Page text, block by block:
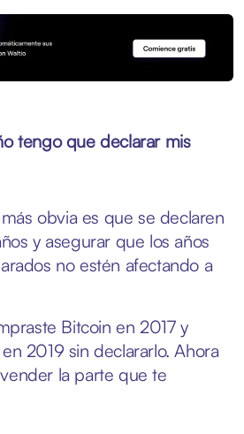
tengo que declarar mis
obvia es que se declaren
y asegurar que los años
no estén afectando a
Bitcoin en 2017 y
2019 sin declararlo. Ahora
la parte que te